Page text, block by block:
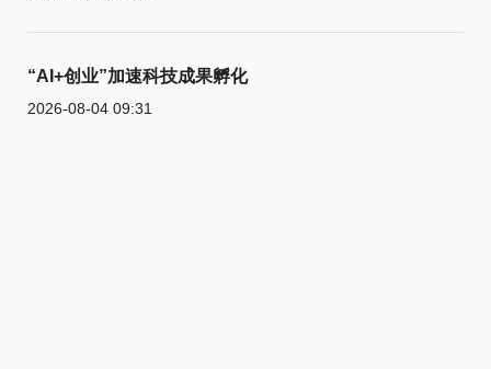
“AI+创业”加速科技成果孵化
2026-08-04 09:31